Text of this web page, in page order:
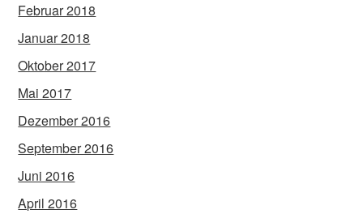
Februar 2018
Januar 2018
Oktober 2017
Mai 2017
Dezember 2016
September 2016
Juni 2016
April 2016